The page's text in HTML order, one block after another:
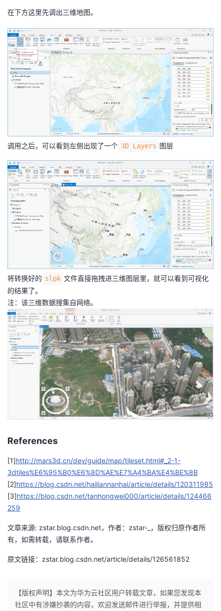
在下方这里先调出三维地图。
调用之后，可以看到左侧出现了一个 3D Layers 图层
将转换好的 slpk 文件直接拖拽进三维图层里，就可以看到可视化
的结果了。
注：该三维数据搜集自网络。
References
[1]http://mars3d.cn/dev/guide/map/tileset.html#_2-1-
3dtiles%E6%95%B0%E6%8D%AE%E7%A4%BA%E4%BE%8B
[2]https://blog.csdn.net/hailiannanhai/article/details/120311985
[3]https://blog.csdn.net/tanhongwei000/article/details/124466
259
文章来源: zstar.blog.csdn.net，作者：zstar-_，版权归原作者所
有，如需转载，请联系作者。
原文链接：zstar.blog.csdn.net/article/details/126561852
【版权声明】本文为华为云社区用户转载文章，如果您发现本
社区中有涉嫌抄袭的内容，欢迎发送邮件进行举报，并提供相